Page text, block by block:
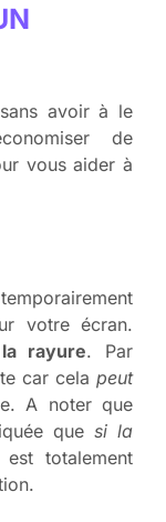
sans avoir à le
de
vous aider à
votre écran.
rayure. Par
car cela peut
A noter que
que si la
totalement